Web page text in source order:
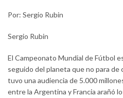
Por: Sergio Rubin
Sergio Rubin
El Campeonato Mundial de Fútbol
seguido del planeta que no para
tuvo una audiencia de 5.000
entre la Argentina y Francia arañó